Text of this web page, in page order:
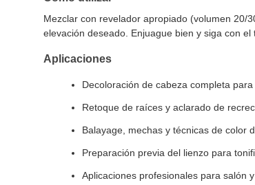
Mezclar con revelador apropiado (volumen 20/
elevación deseado. Enjuague bien y siga con el
Aplicaciones
Decoloración de cabeza completa
Retoque de raíces y aclarado de
Balayage, mechas y técnicas de color
Preparación previa del lienzo para
Aplicaciones profesionales para salón